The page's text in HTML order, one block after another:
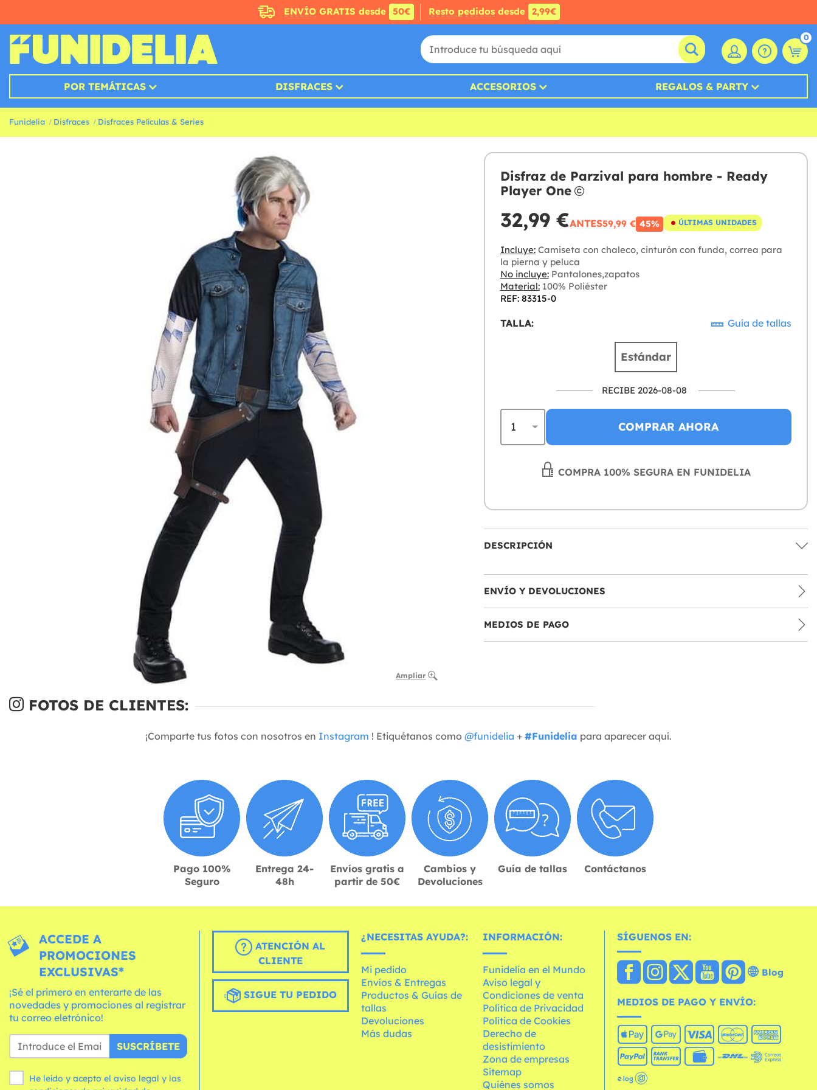
ENVÍOGRATIS desde 50€ Resto pedidosdesde 2,99€
0
POR TEMÁTICAS DISFRACES ACCESORIOS REGALOS & PARTY
Funidelia Disfraces Disfraces Películas & Series
Ampliar
Disfraz de Parzival para hombre - Ready
Player One
32,99 €ANTES59,99 € 45% ÚLTIMAS UNIDADES
Incluye:Camiseta con chaleco, cinturón con funda, correa para
la pierna y peluca
No incluye:Pantalones,zapatos
Material:100% Poliéster
REF: 83315-0
TALLA: Guía de tallas
Estándar
RECIBE 2026-08-08
COMPRAR AHORA
COMPRA 100% SEGURA EN FUNIDELIA
DESCRIPCIÓN
ENVÍO Y DEVOLUCIONES
MEDIOS DE PAGO
FOTOS DE CLIENTES:
¡Comparte tus fotos con nosotros en Instagram ! Etiquétanos como @funidelia + #Funidelia para aparecer aquí.
Pago 100%
Seguro
Entrega 24-
48h
Envíos gratis a
partir de 50€
Cambios y
Devoluciones
Guía de tallas Contáctanos
ACCEDE A
PROMOCIONES
EXCLUSIVAS*
¡Sé el primero en enterarte de las
novedades y promociones al registrar
tu correo eletrónico!
SUSCRÍBETE
He leído y acepto el aviso legal y las
ATENCIÓN AL
CLIENTE
SIGUE TU PEDIDO
¿NECESITAS AYUDA?:
Mi pedido
Envíos & Entregas
Productos & Guías de
tallas
Devoluciones
Más dudas
INFORMACIÓN:
Funidelia en el Mundo
Aviso legal y
Condiciones de venta
Política de Privacidad
Política de Cookies
Derecho de
desistimiento
Zona de empresas
Sitemap
Quiénes somos
SÍGUENOS EN:
Blog
MEDIOS DE PAGO Y ENVÍO: